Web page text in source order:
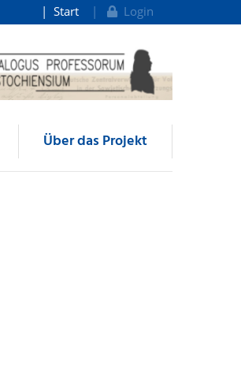
Start Login
Über das Projekt